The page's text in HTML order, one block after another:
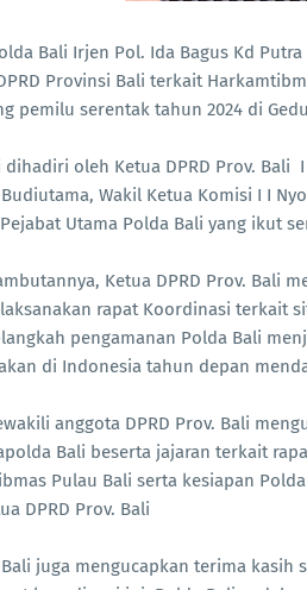
Bali Irjen Pol. Ida Bagus Kd
Provinsi Bali terkait
pemilu serentak tahun 2024 di
dihadiri oleh Ketua DPRD Prov. Bali
Wakil Ketua Komisi I I
Utama Polda Bali yang ikut
Ketua DPRD Prov. Bali
rapat Koordinasi terkait
pengamanan Polda Bali
di Indonesia tahun depan
anggota DPRD Prov. Bali
Bali beserta jajaran terkait
Pulau Bali serta kesiapan
DPRD Prov. Bali
juga mengucapkan terima kasih